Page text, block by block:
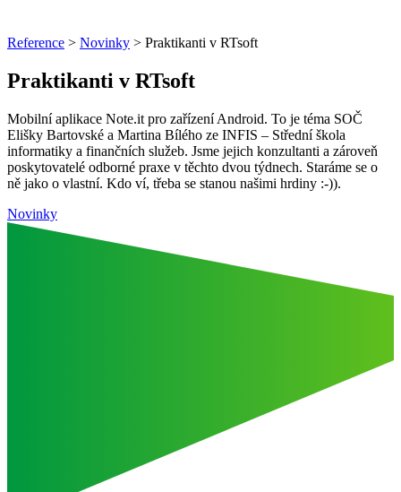
Reference > Novinky > Praktikanti v RTsoft
Praktikanti v RTsoft
Mobilní aplikace Note.it pro zařízení Android. To je téma SOČ
Elišky Bartovské a Martina Bílého ze INFIS – Střední škola
informatiky a finančních služeb. Jsme jejich konzultanti a zároveň
poskytovatelé odborné praxe v těchto dvou týdnech. Staráme se o
ně jako o vlastní. Kdo ví, třeba se stanou našimi hrdiny :-)).
Novinky